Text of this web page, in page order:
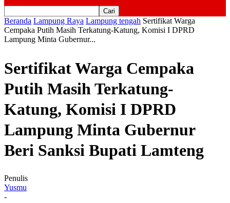
Beranda Lampung Raya Lampung tengah Sertifikat Warga
Cempaka Putih Masih Terkatung-Katung, Komisi I DPRD
Lampung Minta Gubernur...
Sertifikat Warga Cempaka
Putih Masih Terkatung-
Katung, Komisi I DPRD
Lampung Minta Gubernur
Beri Sanksi Bupati Lamteng
Penulis
Yusmu
-